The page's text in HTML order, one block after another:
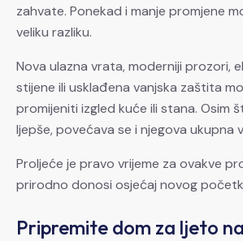
zahvate. Ponekad i manje promjene
veliku razliku.
Nova ulazna vrata, moderniji prozori,
stijene ili usklađena vanjska zaštita
promijeniti izgled kuće ili stana. Osim
ljepše, povećava se i njegova ukupna
Proljeće je pravo vrijeme za ovakve
prirodno donosi osjećaj novog
Pripremite dom za ljeto